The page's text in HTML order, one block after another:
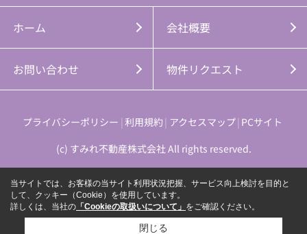
ホーム 会社概要
お問い合わせ 物件リクエスト
プライバシーポリシー 利用規約 アクセスマップ PCサイト
(c) すみれ不動産株式会社 All rights reserved.
当サイトでは、お客様の当サイト利用状況把握、サービス向上検討を目的と
して、クッキー（Cookie）を使用しています。
詳しくは、当社の 「Cookieの取扱いについて」 をご確認ください。
閉じる